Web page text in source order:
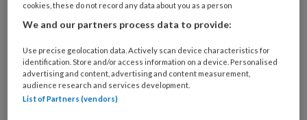
Al een account of abonnement?Log dan in
Wat
is
je
cookies, these do not record any data about you as a person
We and our partners process data to provide:
Use precise geolocation data. Actively scan device characteristics for
identification. Store and/or access information on a device. Personalised
advertising and content, advertising and content measurement,
audience research and services development.
List of Partners (vendors)